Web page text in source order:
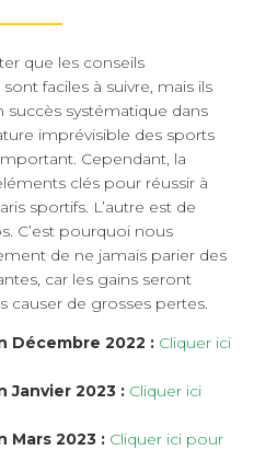
que les conseils
faciles à suivre, mais ils
succès systématique dans
imprévisible des sports
Cependant, la
clés pour réussir à
sportifs. L’autre est de
C’est pourquoi nous
de ne jamais parier des
car les gains seront
causer de grosses pertes.
Décembre 2022 : Cliquer ici
Janvier 2023 : Cliquer ici
Mars 2023 : Cliquer ici pour